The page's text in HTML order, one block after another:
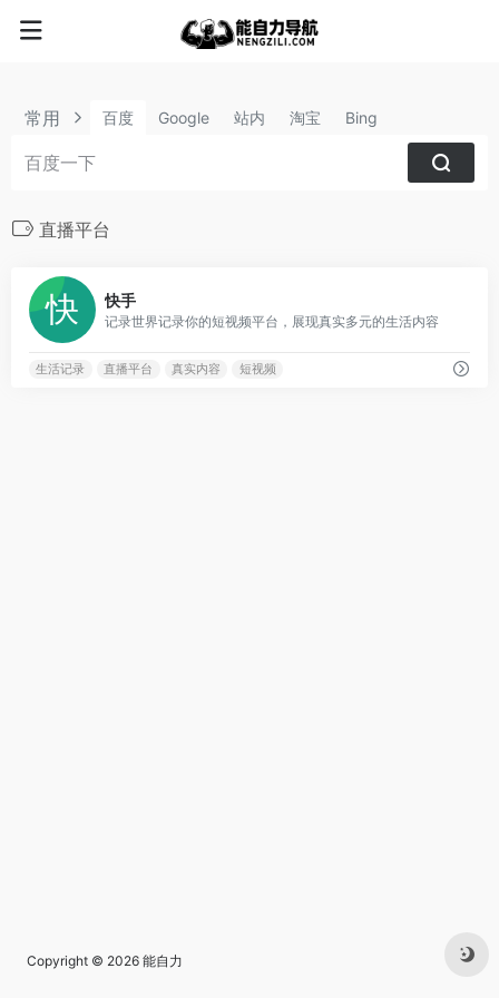
常用 百度 Google 站内 淘宝 Bing
直播平台
快手
记录世界记录你的短视频平台，展现真实多元的生活内容
生活记录 直播平台 真实内容 短视频
Copyright © 2026 能自力